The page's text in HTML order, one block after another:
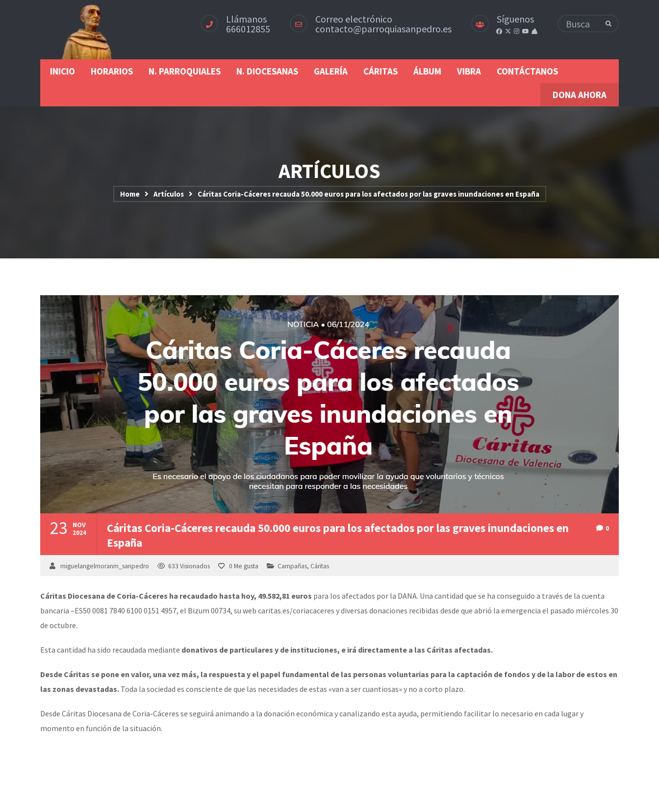
Llámanos
666012855
Correo electrónico
contacto@parroquiasanpedro.es
Síguenos
INICIO HORARIOS N. PARROQUIALES N. DIOCESANAS GALERÍA CÁRITAS ÁLBUM VIBRA
CONTÁCTANOS
DONA AHORA
ARTÍCULOS
Home Artículos Cáritas Coria-Cáceres recauda 50.000 euros para los afectados por las graves inundaciones en España
23 NOV
2024
Cáritas Coria-Cáceres recauda 50.000 euros para los afectados por las graves inundaciones en
España
0
miguelangelmoranm_sanpedro 633 Visionados 0 Me gusta Campañas, Cáritas
Cáritas Diocesana de Coria-Cáceres ha recaudado hasta hoy, 49.582,81 euros para los afectados por la DANA. Una cantidad que se ha conseguido a través de la cuenta
bancaria –ES50 0081 7840 6100 0151 4957, el Bizum 00734, su web caritas.es/coriacaceres y diversas donaciones recibidas desde que abrió la emergencia el pasado miércoles 30
de octubre.
Esta cantidad ha sido recaudada mediante donativos de particulares y de instituciones, e irá directamente a las Cáritas afectadas.
Desde Cáritas se pone en valor, una vez más, la respuesta y el papel fundamental de las personas voluntarias para la captación de fondos y de la labor de estos en
las zonas devastadas. Toda la sociedad es consciente de que las necesidades de estas «van a ser cuantiosas» y no a corto plazo.
Desde Cáritas Diocesana de Coria-Cáceres se seguirá animando a la donación económica y canalizando esta ayuda, permitiendo facilitar lo necesario en cada lugar y
momento en función de la situación.